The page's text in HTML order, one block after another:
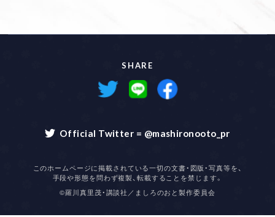
Official Twitter = @mashironooto_pr
Official Twitter = @mashironooto_pr
このホームページに掲載されている一切の文書・図版・写真等を、
手段や形態を問わず複製、転載することを禁じます。
©羅川真里茂・講談社／ましろのおと製作委員会
SHARE